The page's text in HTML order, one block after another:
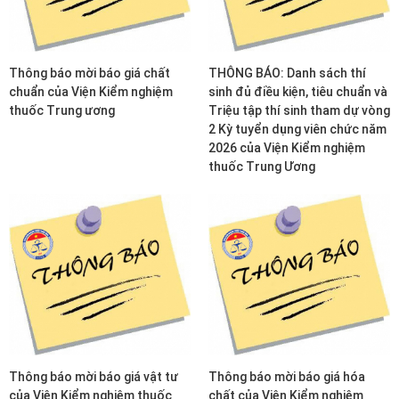
Thông báo mời báo giá chất
chuẩn của Viện Kiểm nghiệm
thuốc Trung ương
THÔNG BÁO: Danh sách thí
sinh đủ điều kiện, tiêu chuẩn và
Triệu tập thí sinh tham dự vòng
2 Kỳ tuyển dụng viên chức năm
2026 của Viện Kiểm nghiệm
thuốc Trung Ương
Thông báo mời báo giá vật tư
của Viện Kiểm nghiệm thuốc
Thông báo mời báo giá hóa
chất của Viện Kiểm nghiệm